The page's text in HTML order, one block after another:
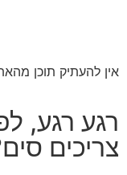
אין להעתיק תוכן
רגע רגע,
צריכים